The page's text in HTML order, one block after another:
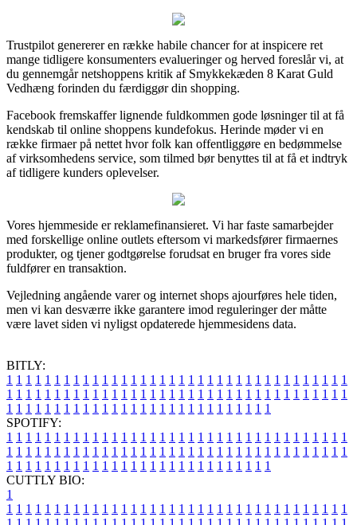
Trustpilot genererer en række habile chancer for at inspicere ret
mange tidligere konsumenters evalueringer og herved foreslår vi, at
du gennemgår netshoppens kritik af Smykkekæden 8 Karat Guld
Vedhæng forinden du færdiggør din shopping.
Facebook fremskaffer lignende fuldkommen gode løsninger til at få
kendskab til online shoppens kundefokus. Herinde møder vi en
række firmaer på nettet hvor folk kan offentliggøre en bedømmelse
af virksomhedens service, som tilmed bør benyttes til at få et indtryk
af tidligere kunders oplevelser.
Vores hjemmeside er reklamefinansieret. Vi har faste samarbejder
med forskellige online outlets eftersom vi markedsfører firmaernes
produkter, og tjener godtgørelse forudsat en bruger fra vores side
fuldfører en transaktion.
Vejledning angående varer og internet shops ajourføres hele tiden,
men vi kan desværre ikke garantere imod reguleringer der måtte
være lavet siden vi nyligst opdaterede hjemmesidens data.
BITLY:
1 1 1 1 1 1 1 1 1 1 1 1 1 1 1 1 1 1 1 1 1 1 1 1 1 1 1 1 1 1 1 1 1 1 1 1
1 1 1 1 1 1 1 1 1 1 1 1 1 1 1 1 1 1 1 1 1 1 1 1 1 1 1 1 1 1 1 1 1 1 1 1
1 1 1 1 1 1 1 1 1 1 1 1 1 1 1 1 1 1 1 1 1 1 1 1 1 1 1 1
SPOTIFY:
1 1 1 1 1 1 1 1 1 1 1 1 1 1 1 1 1 1 1 1 1 1 1 1 1 1 1 1 1 1 1 1 1 1 1 1
1 1 1 1 1 1 1 1 1 1 1 1 1 1 1 1 1 1 1 1 1 1 1 1 1 1 1 1 1 1 1 1 1 1 1 1
1 1 1 1 1 1 1 1 1 1 1 1 1 1 1 1 1 1 1 1 1 1 1 1 1 1 1 1
CUTTLY BIO:
1
1 1 1 1 1 1 1 1 1 1 1 1 1 1 1 1 1 1 1 1 1 1 1 1 1 1 1 1 1 1 1 1 1 1 1 1